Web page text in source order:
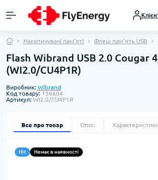
Накопичувачі пам'яті Флеш пам'ять USB
Flash Wibrand USB 2.0 Cougar
(WI2.0/CU4P1R)
Виробник: Wibrand
Код товару: 136604
Артикул: WI2.0/CU4P1R
Все про товар Опис Характеристики
Hit Немає в наявності